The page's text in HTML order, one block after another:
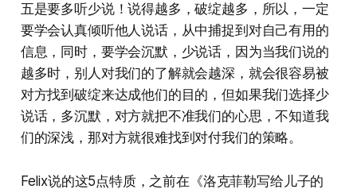
五是要多听少说！说得越多，破绽越多，所以，一定
要学会认真倾听他人说话，从中捕捉到对自己有用的
信息，同时，要学会沉默，少说话，因为当我们说的
越多时，别人对我们的了解就会越深，就会很容易被
对方找到破绽来达成他们的目的，但如果我们选择少
说话，多沉默，对方就把不准我们的心思，不知道我
们的深浅，那对方就很难找到对付我们的策略。
Felix说的这5点特质，之前在《洛克菲勒写给儿子的